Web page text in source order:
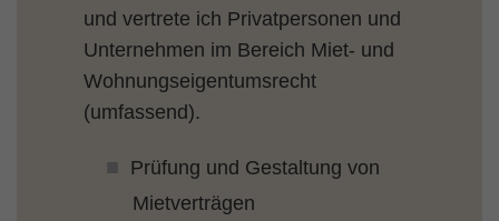
und vertrete ich Privatpersonen und
Unternehmen im Bereich Miet- und
Wohnungseigentumsrecht
(umfassend).
Prüfung und Gestaltung von
Mietverträgen